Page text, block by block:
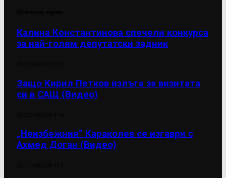
Калина Константинова спечели конкурса
за най-голям депутатски задник
Защо Кирил Петков излъга за визитата
си в САЩ (Видео)
„Неизбежния“ Караколев се изгаври с
Ахмед Доган (Видео)